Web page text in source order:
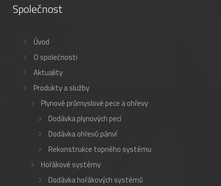
Společnost
Úvod
O společnosti
Aktuality
Produkty a služby
Plynové průmyslové pece a ohřevy
Dodávka plynových pecí
Dodávka ohřevů pánví
Rekonstrukce topného systému
Hořákové systémy
Dodávka hořákových systémů